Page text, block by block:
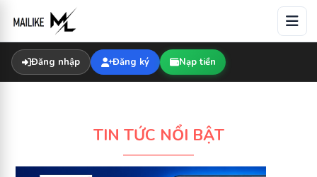
content
Đăng nhập Đăng ký Nạp tiền
TIN TỨC NỔI BẬT